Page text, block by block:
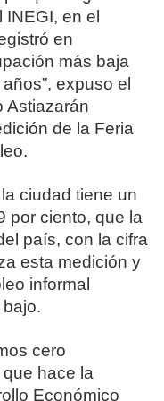
en el
en
más baja
expuso el
Astiazarán
de la Feria
ciudad tiene un
por ciento, que la
país, con la cifra
esta medición y
informal
cero
hace la
Económico